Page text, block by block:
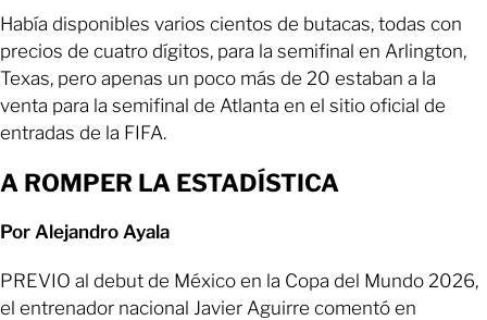
Había disponibles varios cientos de butacas, todas con
precios de cuatro dígitos, para la semifinal en Arlington,
Texas, pero apenas un poco más de 20 estaban a la
venta para la semifinal de Atlanta en el sitio oficial de
entradas de la FIFA.
A ROMPER LA ESTADÍSTICA
Por Alejandro Ayala
PREVIO al debut de México en la Copa del Mundo 2026,
el entrenador nacional Javier Aguirre comentó en